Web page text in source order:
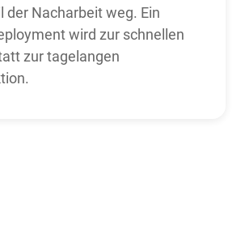
der Nacharbeit weg. Ein
wird zur schnellen
zur tagelangen